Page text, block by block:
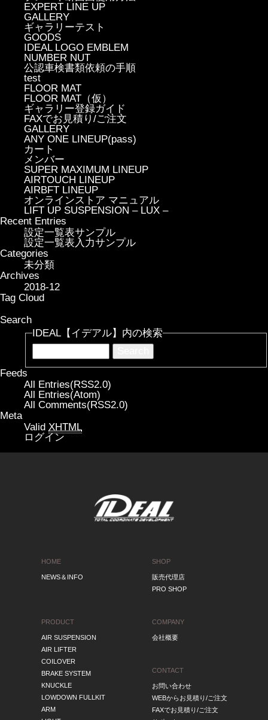
EXPERT LINE UP
GALLERY
ギャラリーテスト
GOODS
IDEAL LOGO EMBLEM
NUMBER NUT
公認車検書類依頼の手順
test
FLOOR MAT
FLOOR MAT（仮）
ギャラリー登録ガイド
FAXでお見積り/ご注文
GALLERY
ANY ONE LINEUP(pass)
カート
メンバー
SUPER MAXIMUM LINEUP
AIRTOUCH LINEUP
AIRBFT LINEUP
オンラインストア マニュアル
LIFT UP SUSPENSION – LUX –
Recent Entries
設定一覧表サンプル
設定一覧表入力サンプル
Categories
未分類
Archives
2018-12
Tag Cloud
Search
IDEAL【イデアル】内の検索
Feeds
All Entries(RSS2.0)
All Entries(Atom)
All Comments(RSS2.0)
Meta
Valid XHTML
ログイン
HOME
NEWS＆INFO
PRODUCT
AIR SUSPENSION
AIR LIFTER
COILOVER
BRAKE SYSTEM
KNUCKLE
LOWDOWN FULLKIT
ARM
SHOP
販売代理店
PRO SHOP
COMPANY
会社概要
CONTACT
お問い合わせ
WEBからお見積り/ご注文
FAXでお見積り/ご注文